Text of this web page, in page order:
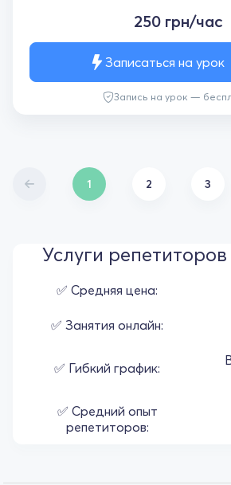
250 грн/час
Запись на урок —
Записаться на урок
1 2 3
Услуги
✅ Средняя цена:
✅ Занятия онлайн:
✅ Гибкий график:
✅ Средний опыт
репетиторов: